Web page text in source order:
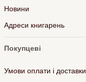
Новини
Адреси книгарень
Покупцеві
Умови оплати і доставки